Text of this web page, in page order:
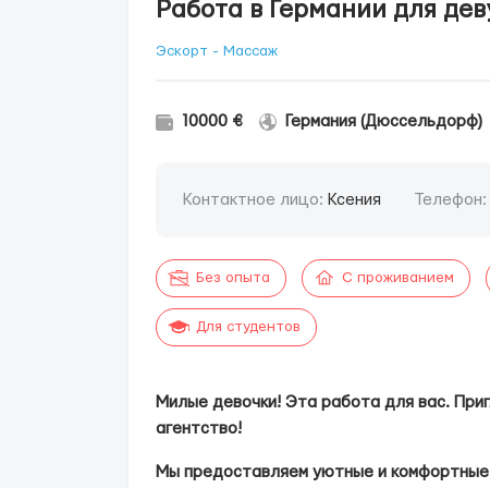
Работа в Германии для
Эскорт - Массаж
10000 € Германия (Дюссельдорф)
Контактное лицо: Ксения Телефон:
Без опыта С проживанием
Для студентов
Милые девочки! Эта работа для вас.
агентство!
Мы предоставляем уютные и